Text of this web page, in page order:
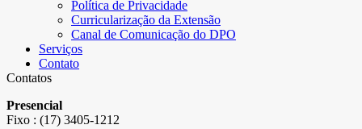
Política de Privacidade
Curricularização da Extensão
Canal de Comunicação do DPO
Serviços
Contato
Contatos
Presencial
Fixo : (17) 3405-1212